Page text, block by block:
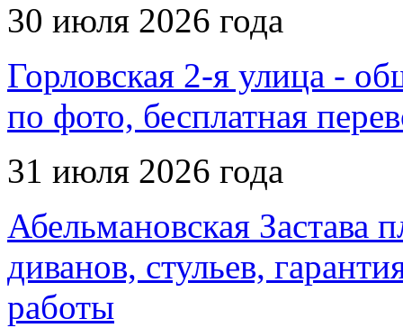
30 июля 2026 года
Горловская 2-я улица -
по фото, бесплатная
31 июля 2026 года
Абельмановская Застава
диванов, стульев,
работы